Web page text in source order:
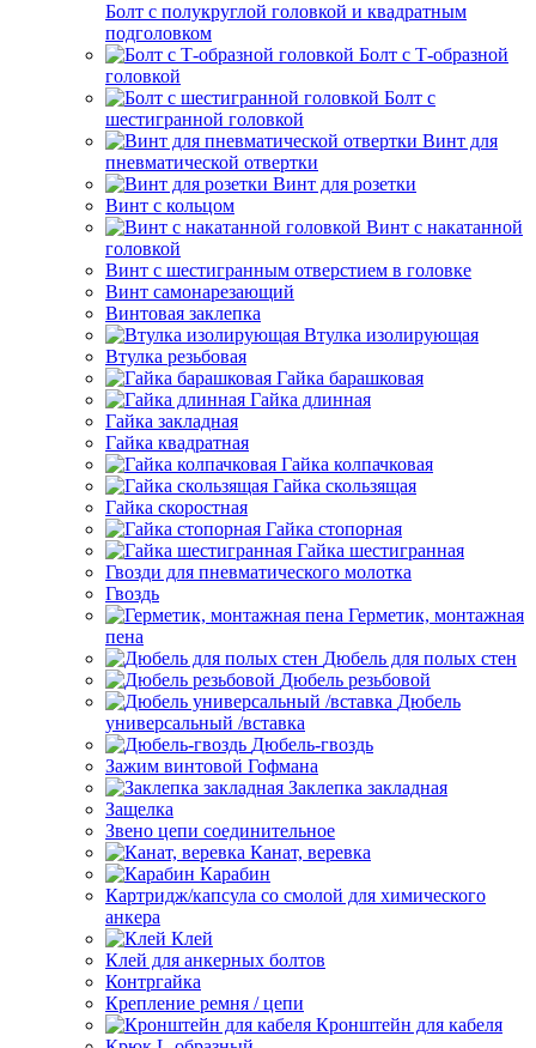
Болт с полукруглой головкой и квадратным
подголовком
Болт с Т-образной
головкой
Болт с
шестигранной головкой
Винт для
пневматической отвертки
Винт для розетки
Винт с кольцом
Винт с накатанной
головкой
Винт с шестигранным отверстием в головке
Винт самонарезающий
Винтовая заклепка
Втулка изолирующая
Втулка резьбовая
Гайка барашковая
Гайка длинная
Гайка закладная
Гайка квадратная
Гайка колпачковая
Гайка скользящая
Гайка скоростная
Гайка стопорная
Гайка шестигранная
Гвозди для пневматического молотка
Гвоздь
Герметик, монтажная
пена
Дюбель для полых стен
Дюбель резьбовой
Дюбель
универсальный /вставка
Дюбель-гвоздь
Зажим винтовой Гофмана
Заклепка закладная
Защелка
Звено цепи соединительное
Канат, веревка
Карабин
Картридж/капсула со смолой для химического
анкера
Клей
Клей для анкерных болтов
Контргайка
Крепление ремня / цепи
Кронштейн для кабеля